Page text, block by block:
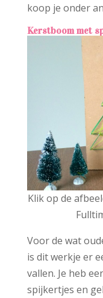
koop je onder
Kerstboom met
Klik op de
Voor de wat
is dit werkje er
vallen. Je heb
spijkertjes en